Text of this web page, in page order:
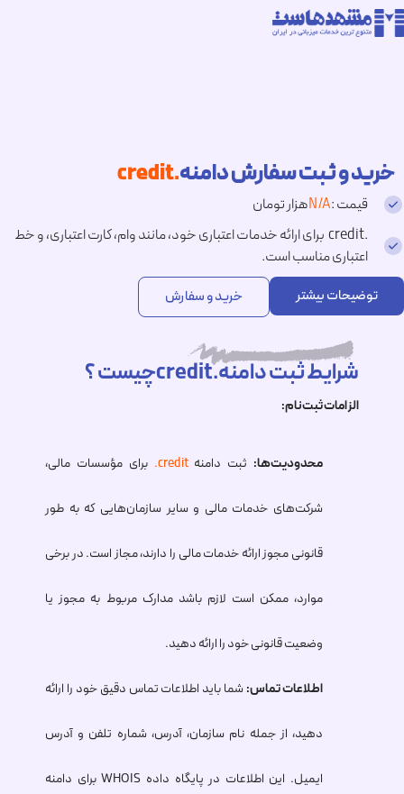
خرید و ثبت سفارش دامنه.credit
قیمت :N/Aهزار تومان
.credit برای ارائه خدمات اعتباری خود، مانند وام، کارت اعتباری، و خط
اعتباری مناسب است.
توضیحات بیشتر خرید و سفارش
شرایط ثبت دامنه.creditچیست ؟
الزامات ثبت‌نام:
محدودیت‌ها: ثبت دامنه.credit برای مؤسسات مالی،
شرکت‌های خدمات مالی و سایر سازمان‌هایی که به طور
قانونی مجوز ارائه خدمات مالی را دارند، مجاز است. در برخی
موارد، ممکن است لازم باشد مدارک مربوط به مجوز یا
وضعیت قانونی خود را ارائه دهید.
اطلاعات تماس: شما باید اطلاعات تماس دقیق خود را ارائه
دهید، از جمله نام سازمان، آدرس، شماره تلفن و آدرس
ایمیل. این اطلاعات در پایگاه داده WHOIS برای دامنه